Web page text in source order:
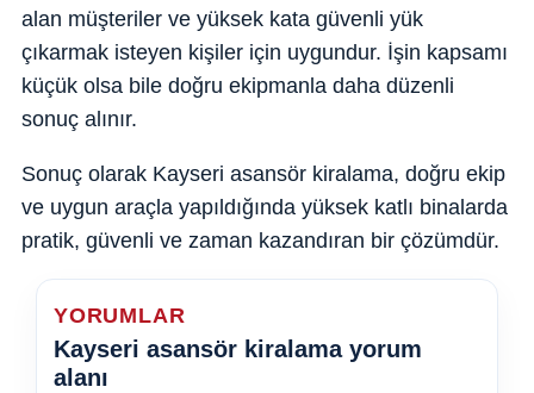
alan müşteriler ve yüksek kata güvenli yük
çıkarmak isteyen kişiler için uygundur. İşin kapsamı
küçük olsa bile doğru ekipmanla daha düzenli
sonuç alınır.
Sonuç olarak Kayseri asansör kiralama, doğru ekip
ve uygun araçla yapıldığında yüksek katlı binalarda
pratik, güvenli ve zaman kazandıran bir çözümdür.
YORUMLAR
Kayseri asansör kiralama yorum
alanı